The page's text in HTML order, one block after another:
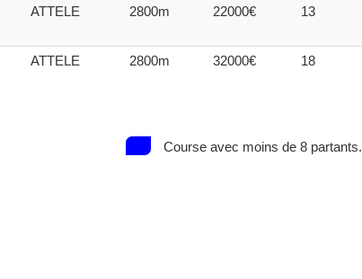
ATTELE 2800m 22000€ 13
ATTELE 2800m 32000€ 18
Course avec moins de 8 partants.